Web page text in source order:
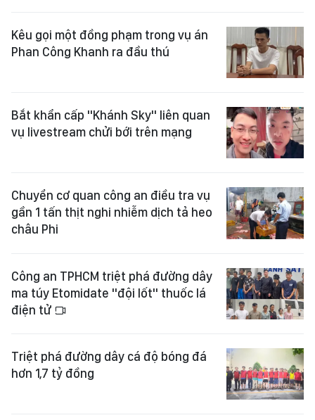
Kêu gọi một đồng phạm trong vụ án
Phan Công Khanh ra đầu thú
Bắt khẩn cấp "Khánh Sky" liên quan
vụ livestream chửi bới trên mạng
Chuyển cơ quan công an điều tra vụ
gần 1 tấn thịt nghi nhiễm dịch tả heo
châu Phi
Công an TPHCM triệt phá đường dây
ma túy Etomidate "đội lốt" thuốc lá
điện tử
Triệt phá đường dây cá độ bóng đá
hơn 1,7 tỷ đồng